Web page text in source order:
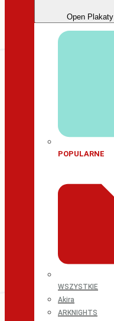
Open Plakaty
POPULARNE
WSZYSTKIE
Akira
ARKNIGHTS